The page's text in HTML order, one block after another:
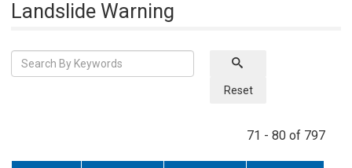
Landslide Warning
Reset
71 - 80 of 797